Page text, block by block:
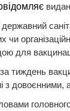
чи
для
за тиждень
з